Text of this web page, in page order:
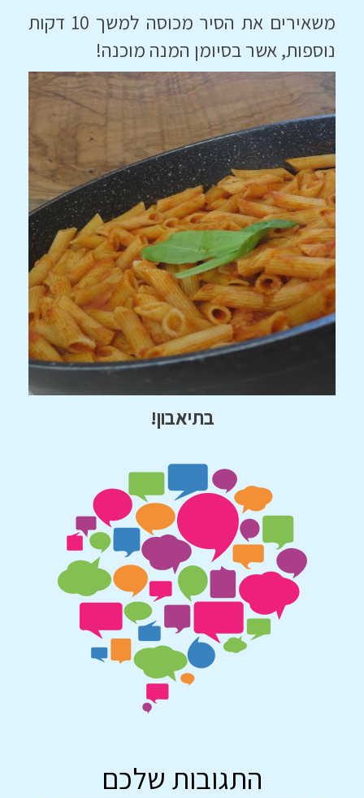
משאירים את הסיר מכוסה למשך 10 דקות
נוספות, אשר בסיומן המנה מוכנה!
בתיאבון!
התגובות שלכם